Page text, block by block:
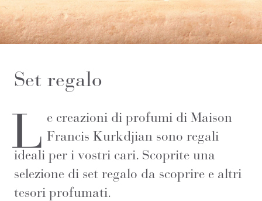
Set regalo
L e creazioni di profumi di Maison
Francis Kurkdjian sono regali
ideali per i vostri cari. Scoprite una
selezione di set regalo da scoprire e altri
tesori profumati.